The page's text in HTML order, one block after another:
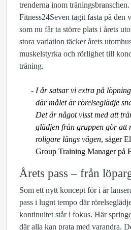
trenderna inom
Fitness24Seven tagit fasta på den
som nu får ta större plats i årets
stora variation täcker årets
muskelstyrka och rörlighet till
träning.
I år satsar vi extra på
där målet är rörelseglädje
Det är något visst med att
glädjen från gruppen gör att
roligare längs vägen, säger
Group Training Manager på
Årets pass – från
Som ett nytt koncept för i år
pass i lugnt tempo där
kontinuitet står i fokus. Här
där alla kan prata med varandra.